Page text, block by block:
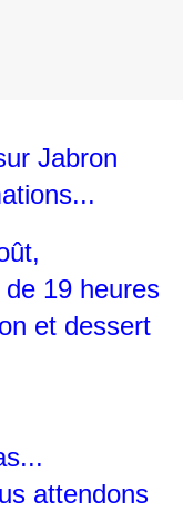
Jabron
19 heures
et dessert
attendons